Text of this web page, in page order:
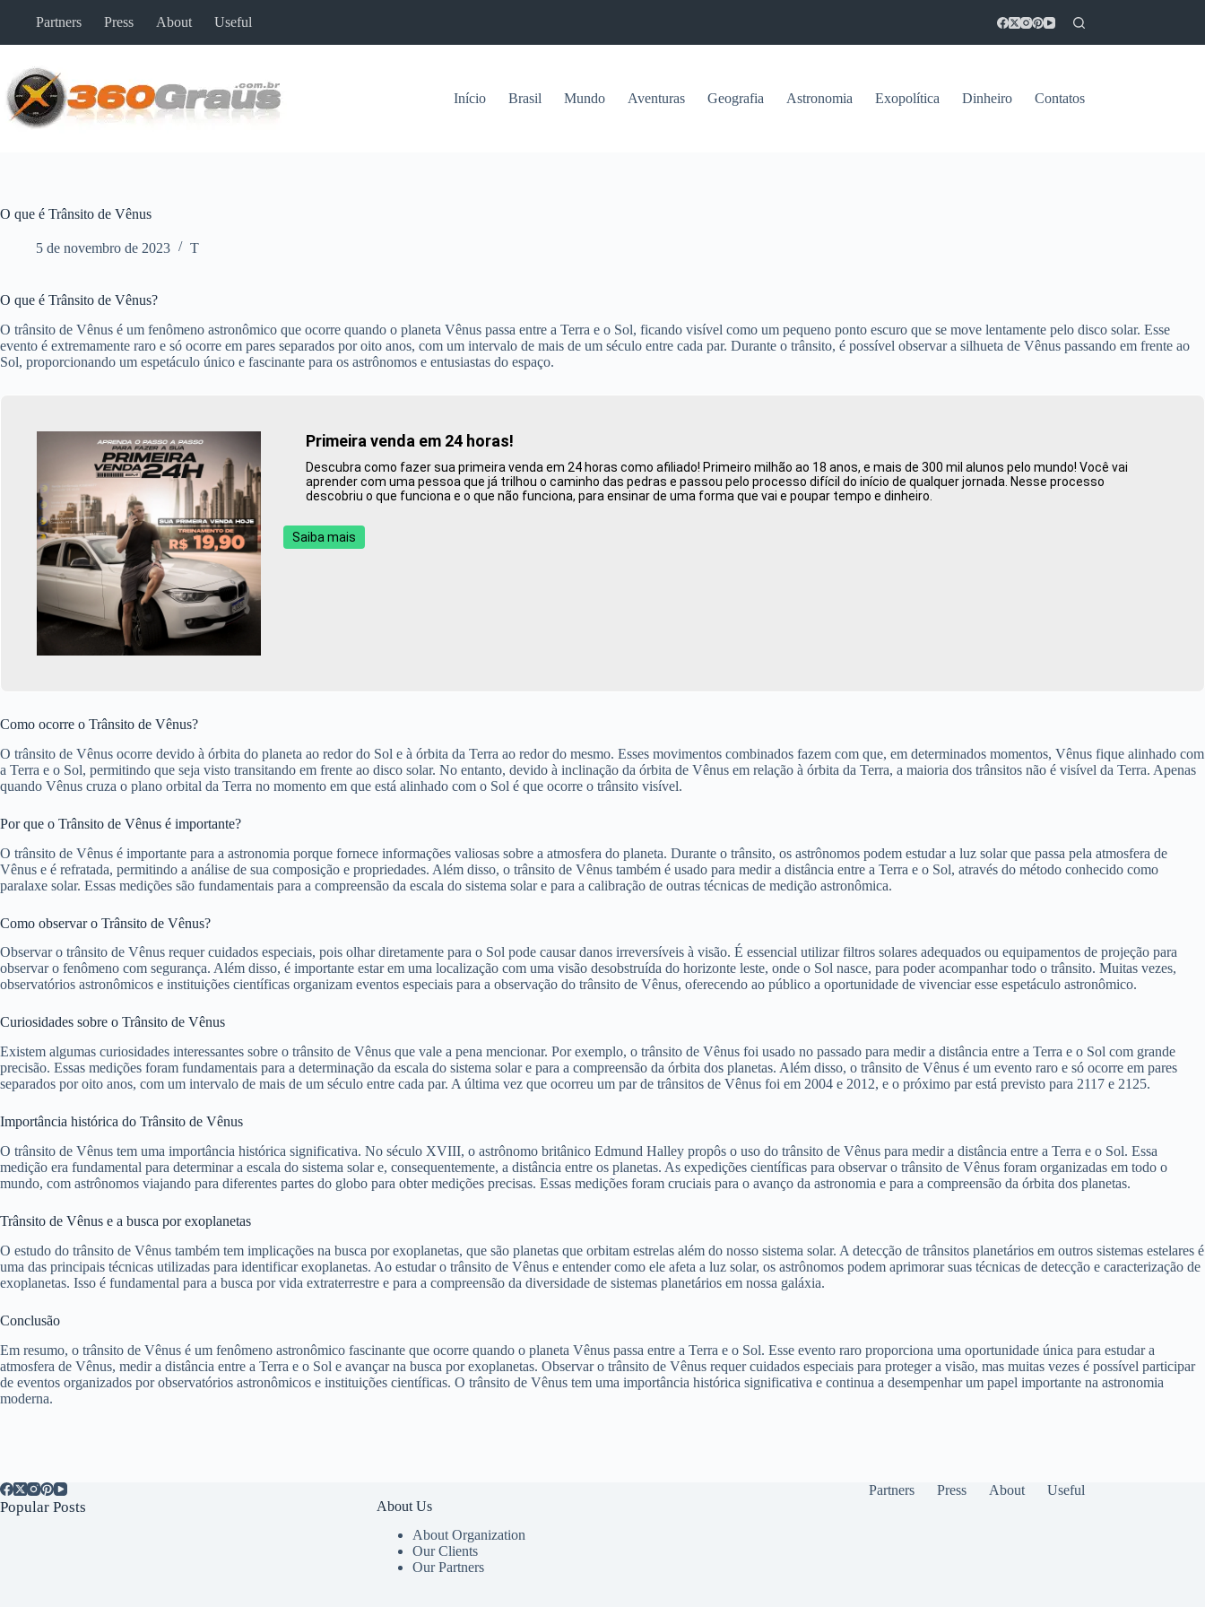
Partners Press About Useful
Início Brasil Mundo Aventuras Geografia Astronomia Exopolítica Dinheiro Contatos
O que é Trânsito de Vênus
5 de novembro de 2023 T
O que é Trânsito de Vênus?
O trânsito de Vênus é um fenômeno astronômico que ocorre quando o planeta Vênus passa entre a Terra e o Sol, ficando visível como um pequeno ponto escuro que se move lentamente pelo disco solar. Esse
evento é extremamente raro e só ocorre em pares separados por oito anos, com um intervalo de mais de um século entre cada par. Durante o trânsito, é possível observar a silhueta de Vênus passando em frente ao
Sol, proporcionando um espetáculo único e fascinante para os astrônomos e entusiastas do espaço.
Primeira venda em 24 horas!
Descubra como fazer sua primeira venda em 24 horas como afiliado! Primeiro milhão ao 18 anos, e mais de 300 mil alunos pelo mundo! Você vai
aprender com uma pessoa que já trilhou o caminho das pedras e passou pelo processo difícil do início de qualquer jornada. Nesse processo
descobriu o que funciona e o que não funciona, para ensinar de uma forma que vai e poupar tempo e dinheiro.
Saiba mais
Como ocorre o Trânsito de Vênus?
O trânsito de Vênus ocorre devido à órbita do planeta ao redor do Sol e à órbita da Terra ao redor do mesmo. Esses movimentos combinados fazem com que, em determinados momentos, Vênus fique alinhado com
a Terra e o Sol, permitindo que seja visto transitando em frente ao disco solar. No entanto, devido à inclinação da órbita de Vênus em relação à órbita da Terra, a maioria dos trânsitos não é visível da Terra. Apenas
quando Vênus cruza o plano orbital da Terra no momento em que está alinhado com o Sol é que ocorre o trânsito visível.
Por que o Trânsito de Vênus é importante?
O trânsito de Vênus é importante para a astronomia porque fornece informações valiosas sobre a atmosfera do planeta. Durante o trânsito, os astrônomos podem estudar a luz solar que passa pela atmosfera de
Vênus e é refratada, permitindo a análise de sua composição e propriedades. Além disso, o trânsito de Vênus também é usado para medir a distância entre a Terra e o Sol, através do método conhecido como
paralaxe solar. Essas medições são fundamentais para a compreensão da escala do sistema solar e para a calibração de outras técnicas de medição astronômica.
Como observar o Trânsito de Vênus?
Observar o trânsito de Vênus requer cuidados especiais, pois olhar diretamente para o Sol pode causar danos irreversíveis à visão. É essencial utilizar filtros solares adequados ou equipamentos de projeção para
observar o fenômeno com segurança. Além disso, é importante estar em uma localização com uma visão desobstruída do horizonte leste, onde o Sol nasce, para poder acompanhar todo o trânsito. Muitas vezes,
observatórios astronômicos e instituições científicas organizam eventos especiais para a observação do trânsito de Vênus, oferecendo ao público a oportunidade de vivenciar esse espetáculo astronômico.
Curiosidades sobre o Trânsito de Vênus
Existem algumas curiosidades interessantes sobre o trânsito de Vênus que vale a pena mencionar. Por exemplo, o trânsito de Vênus foi usado no passado para medir a distância entre a Terra e o Sol com grande
precisão. Essas medições foram fundamentais para a determinação da escala do sistema solar e para a compreensão da órbita dos planetas. Além disso, o trânsito de Vênus é um evento raro e só ocorre em pares
separados por oito anos, com um intervalo de mais de um século entre cada par. A última vez que ocorreu um par de trânsitos de Vênus foi em 2004 e 2012, e o próximo par está previsto para 2117 e 2125.
Importância histórica do Trânsito de Vênus
O trânsito de Vênus tem uma importância histórica significativa. No século XVIII, o astrônomo britânico Edmund Halley propôs o uso do trânsito de Vênus para medir a distância entre a Terra e o Sol. Essa
medição era fundamental para determinar a escala do sistema solar e, consequentemente, a distância entre os planetas. As expedições científicas para observar o trânsito de Vênus foram organizadas em todo o
mundo, com astrônomos viajando para diferentes partes do globo para obter medições precisas. Essas medições foram cruciais para o avanço da astronomia e para a compreensão da órbita dos planetas.
Trânsito de Vênus e a busca por exoplanetas
O estudo do trânsito de Vênus também tem implicações na busca por exoplanetas, que são planetas que orbitam estrelas além do nosso sistema solar. A detecção de trânsitos planetários em outros sistemas estelares é
uma das principais técnicas utilizadas para identificar exoplanetas. Ao estudar o trânsito de Vênus e entender como ele afeta a luz solar, os astrônomos podem aprimorar suas técnicas de detecção e caracterização de
exoplanetas. Isso é fundamental para a busca por vida extraterrestre e para a compreensão da diversidade de sistemas planetários em nossa galáxia.
Conclusão
Em resumo, o trânsito de Vênus é um fenômeno astronômico fascinante que ocorre quando o planeta Vênus passa entre a Terra e o Sol. Esse evento raro proporciona uma oportunidade única para estudar a
atmosfera de Vênus, medir a distância entre a Terra e o Sol e avançar na busca por exoplanetas. Observar o trânsito de Vênus requer cuidados especiais para proteger a visão, mas muitas vezes é possível participar
de eventos organizados por observatórios astronômicos e instituições científicas. O trânsito de Vênus tem uma importância histórica significativa e continua a desempenhar um papel importante na astronomia
moderna.
Partners Press About Useful
Popular Posts
About Us
About Organization
Our Clients
Our Partners